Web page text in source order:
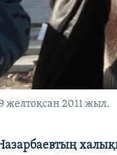
желтоқсан 2011 жыл.